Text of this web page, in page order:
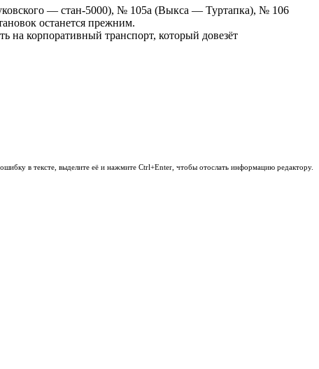
— стан-5000), № 105а (Выкса — Туртапка), № 106
останется прежним.
на корпоративный транспорт, который довезёт
в тексте, выделите её и нажмите Ctrl+Enter, чтобы отослать информацию редактору.